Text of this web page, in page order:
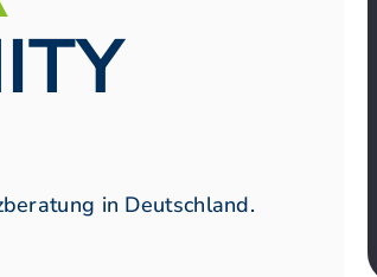
in Deutschland.